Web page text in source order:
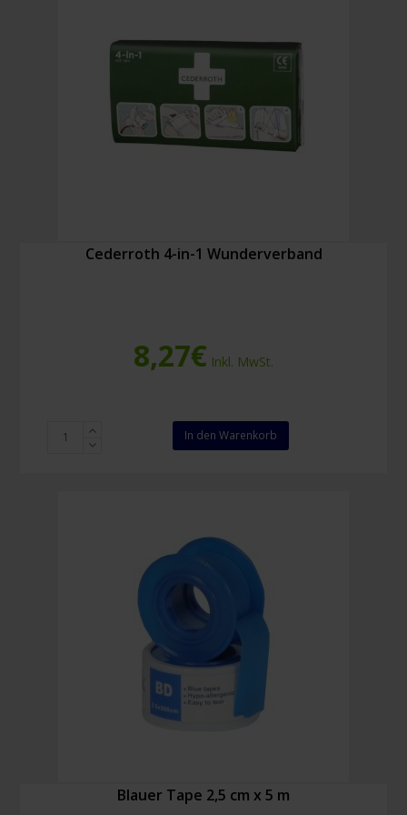
Cederroth 4-in-1 Wunderverband
8,27€ Inkl. MwSt.
Cederroth
In den Warenkorb
Blauer Tape 2,5 cm x 5 m